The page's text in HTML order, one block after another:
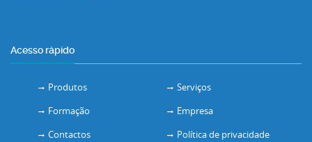
Acesso rápido
Produtos
Serviços
Formação
Empresa
Contactos
Política de privacidade